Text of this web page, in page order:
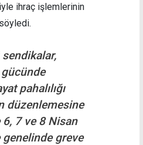
ihraç işlemlerinin
pahalılığı
düzenlemesine
7 ve 8 Nisan
greve